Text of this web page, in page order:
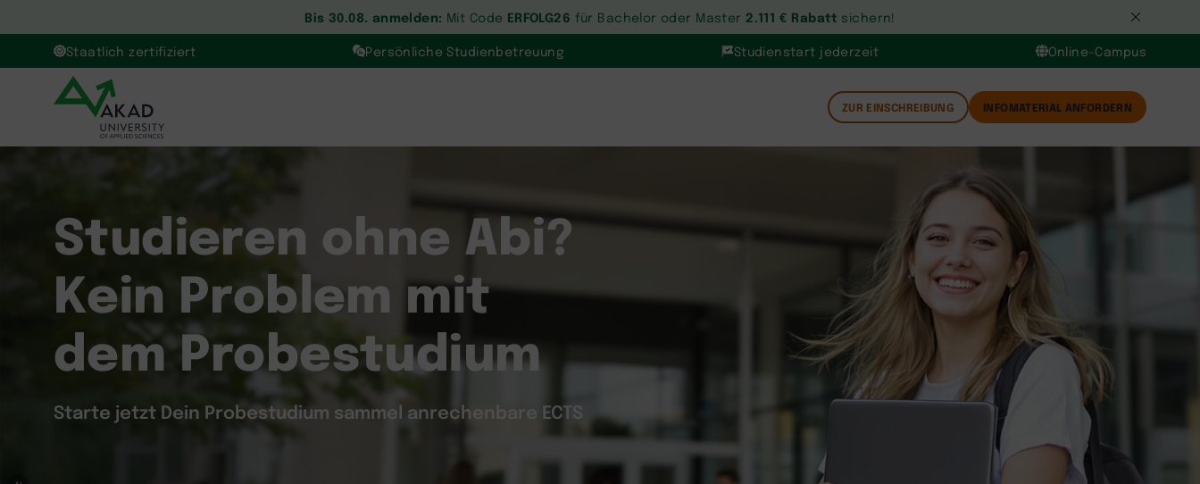
Bis 30.08. anmelden: Mit Code ERFOLG26 für Bachelor oder Master 2.111 € Rabatt sichern!
Staatlich zertifiziert Persönliche Studienbetreuung Studienstart jederzeit Online-Campus
ZUR EINSCHREIBUNG INFOMATERIAL ANFORDERN
Studieren ohne Abi?
Kein Problem mit
dem Probestudium
Starte jetzt Dein Probestudium sammel anrechenbare ECTS